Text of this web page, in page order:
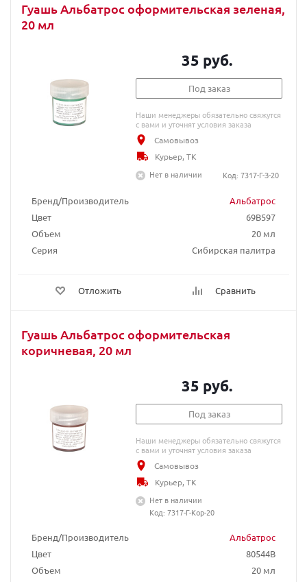
Гуашь Альбатрос оформительская зеленая,
20 мл
Бренд/Производитель
Альбатрос
Цвет
69B597
Объем
20 мл
Серия
Сибирская палитра
Отложить Сравнить
35 руб.
Под заказ
Наши менеджеры обязательно свяжутся
с вами и уточнят условия заказа
Самовывоз
Курьер, ТК
Нет в наличии
Код: 7317-Г-З-20
Гуашь Альбатрос оформительская
коричневая, 20 мл
Бренд/Производитель
Альбатрос
Цвет
80544B
Объем
20 мл
35 руб.
Под заказ
Наши менеджеры обязательно свяжутся
с вами и уточнят условия заказа
Самовывоз
Курьер, ТК
Нет в наличии
Код: 7317-Г-Кор-20